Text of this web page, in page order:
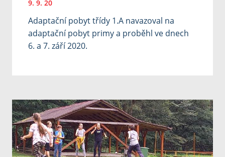
9. 9. 20
Adaptační pobyt třídy 1.A navazoval na
adaptační pobyt primy a proběhl ve dnech
6. a 7. září 2020.